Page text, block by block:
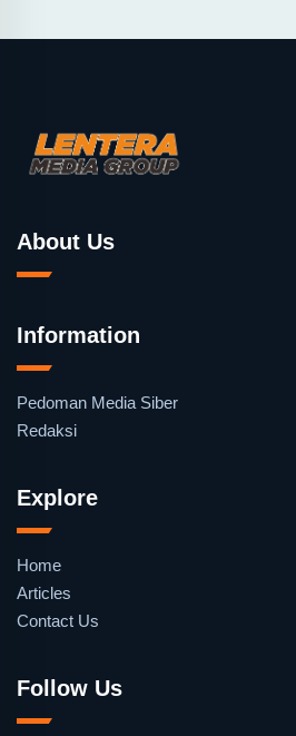
About Us
Information
Pedoman Media Siber
Redaksi
Explore
Home
Articles
Contact Us
Follow Us